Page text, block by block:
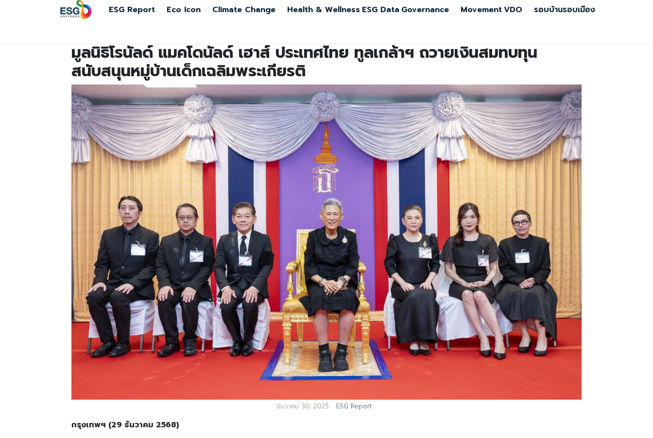
ESG Report Eco Icon Climate Change Health & Wellness ESG Data Governance MovementVDO รอบบ้านรอบเมือง
มูลนิธิโรนัลด์ แมคโดนัลด์ เฮาส์ ประเทศไทย ทูลเกล้าฯ ถวายเงินสมทบทุน
สนับสนุนหมู่บ้านเด็กเฉลิมพระเกียรติ
ธันวาคม 30, 2025 ESG Report
กรุงเทพฯ (29 ธันวาคม 2568)